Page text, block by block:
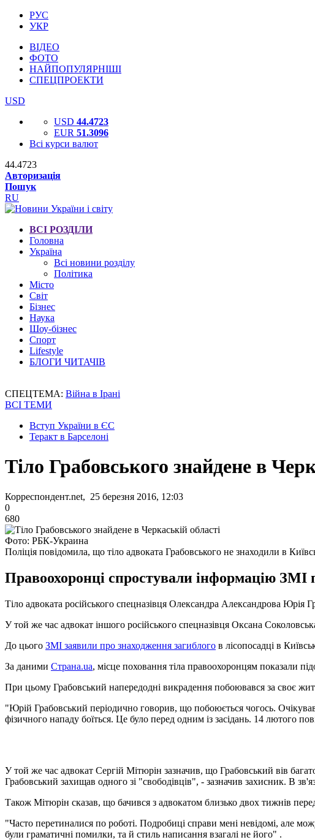
РУС
УКР
ВІДЕО
ФОТО
НАЙПОПУЛЯРНІШІ
СПЕЦПРОЕКТИ
USD
USD 44.4723
EUR 51.3096
Всі курси валют
44.4723
Авторизація
Пошук
RU
ВСІ РОЗДІЛИ
Головна
Україна
Всі новини розділу
Політика
Місто
Світ
Бізнес
Наука
Шоу-бізнес
Спорт
Lifestyle
БЛОГИ ЧИТАЧІВ
СПЕЦТЕМА: Війна в Ірані
ВСІ ТЕМИ
Вступ України в ЄС
Теракт в Барселоні
Тіло Грабовського знайдене в
Корреспондент.net, 25 березня 2016, 12:03
0
680
Фото: РБК-Украина
Поліція повідомила, що тіло адвоката Грабовського не знаходили в
Правоохоронці спростували інформацію ЗМІ
Тіло адвоката російського спецназівця Олександра Александрова Юрія
У той же час адвокат іншого російського спецназівця Оксана
До цього ЗМІ заявили про знаходження загиблого в лісопосадці в
За даними Страна.ua, місце поховання тіла правоохоронцям показали
При цьому Грабовський напередодні викрадення побоювався за своє
"Юрій Грабовський періодично говорив, що побоюється чогось.
фізичного нападу боїться. Це було перед одним із засідань. 14 лютого
У той же час адвокат Сергій Мітюрін зазначив, що Грабовський вів
Грабовський захищав одного зі "свободівців", - зазначив захисник. В
Також Мітюрін сказав, що бачився з адвокатом близько двох тижнів
"Часто перетиналися по роботі. Подробиці справи мені невідомі, але
були граматичні помилки, та й стиль написання взагалі не його" .